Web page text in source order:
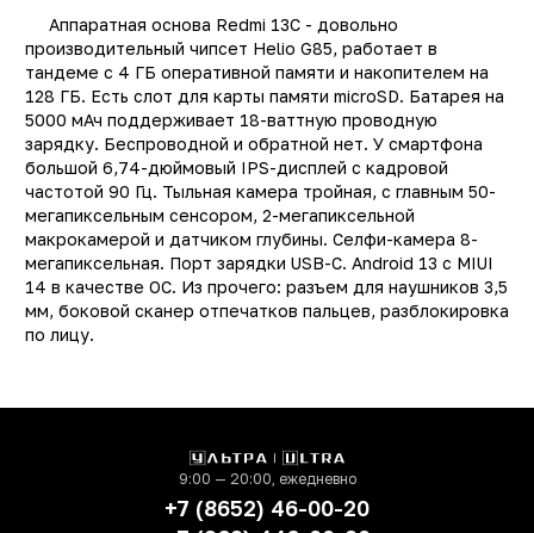
Аппаратная основа Redmi 13C - довольно
производительный чипсет Helio G85, работает в
тандеме c 4 ГБ оперативной памяти и накопителем на
128 ГБ. Есть слот для карты памяти microSD. Батарея на
5000 мАч поддерживает 18-ваттную проводную
зарядку. Беспроводной и обратной нет. У смартфона
большой 6,74-дюймовый IPS-дисплей с кадровой
частотой 90 Гц. Тыльная камера тройная, с главным 50-
мегапиксельным сенсором, 2-мегапиксельной
макрокамерой и датчиком глубины. Селфи-камера 8-
мегапиксельная. Порт зарядки USB-C. Android 13 с MIUI
14 в качестве OC. Из прочего: разъем для наушников 3,5
мм, боковой сканер отпечатков пальцев, разблокировка
по лицу.
данные
цвета
16247,
память
Redmi
9:00 — 20:00, ежедневно
+7 (8652) 46-00-20